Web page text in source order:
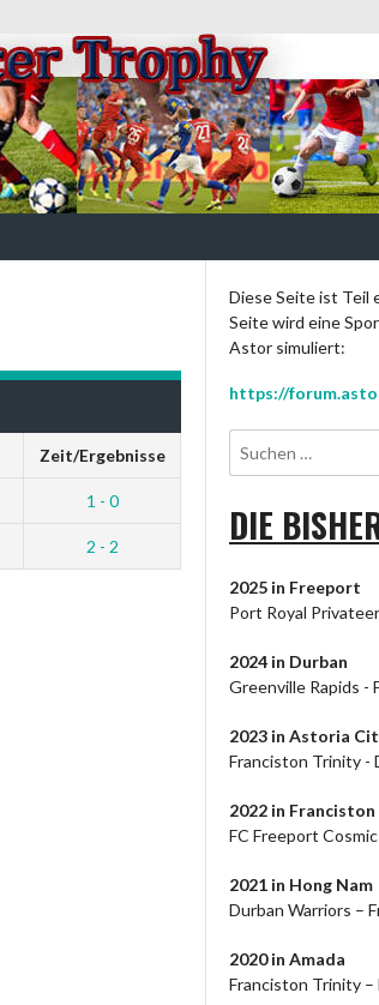
Zeit/Ergebnisse
1 - 0
2 - 2
Diese Seite ist Teil
Seite wird eine
Astor simuliert:
https://
DIE
2025 in Freeport
Port Royal
2024 in Durban
Greenville Rapids -
2023 in Astoria
Franciston Trinity -
2022 in Franciston
FC Freeport
2021 in Hong Nam
Durban Warriors –
2020 in Amada
Franciston Trinity –